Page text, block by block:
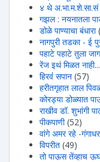
४ थे अ.भा.म.शे.सा.सं
गझल : नयनातला
डोळे पाण्याचा बंधारा
नागपुरी तडका - ई
पहाटे पहाटे तुला
रेंज इथं मिळत नाही...
हिरवंं सपान (57)
हरीतगृहात लाल
कोरड्या डोळ्यात
राखीव डॉ. शुभांगी
पीकपाणी (52)
वांगे अमर रहे -
विपरीत (49)
तो पाऊस तेंव्हाच